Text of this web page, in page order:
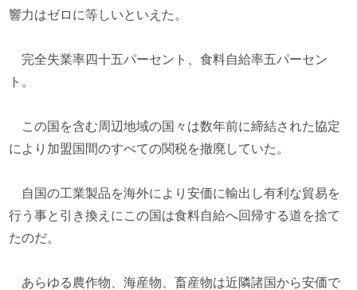
響力はゼロに等しいといえた。
完全失業率四十五パーセント、食料自給率五パーセン
ト。
この国を含む周辺地域の国々は数年前に締結された協定
により加盟国間のすべての関税を撤廃していた。
自国の工業製品を海外により安価に輸出し有利な貿易を
行う事と引き換えにこの国は食料自給へ回帰する道を捨て
たのだ。
あらゆる農作物、海産物、畜産物は近隣諸国から安価で